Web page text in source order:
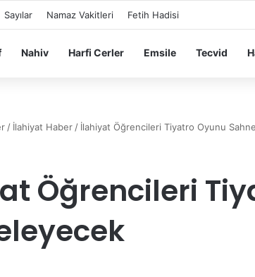
Sayılar Namaz Vakitleri Fetih Hadisi
Nahiv Harfi Cerler Emsile Tecvid
/ İlahiyat Haber / İlahiyat Öğrencileri Tiyatro Oyunu
Öğrencileri